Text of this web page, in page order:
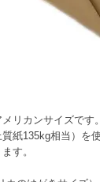
リカンサイズです。
紙135kg相当）を
す。